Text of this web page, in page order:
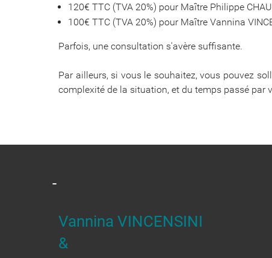
120€ TTC (TVA 20%) pour Maître Philippe
100€ TTC (TVA 20%) pour Maître Vannina
Parfois, une consultation s'avère suffisante.
Par ailleurs, si vous le souhaitez, vous pouvez
complexité de la situation, et du temps passé par
-
Vannina VINCENSINI
&